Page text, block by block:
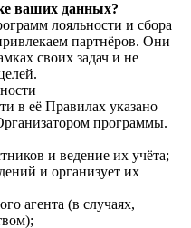
ваших данных?
лояльности и сбора
партнёров. Они
своих задач и не
в её Правилах указано
программы.
и ведение их учёта;
и организует их
агента (в случаях,